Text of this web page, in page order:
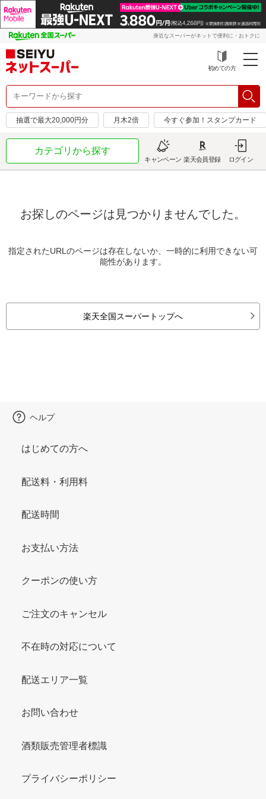
身近なスーパーがネットで便利に・おトクに
初めての方
抽選で最大20,000円分 月木2倍 今すぐ参加！スタンプカード
カテゴリから探す
キャンペーン 楽天会員登録 ログイン
お探しのページは見つかりませんでした。
指定されたURLのページは存在しないか、一時的に利用できない可
能性があります。
楽天全国スーパートップへ
ヘルプ
はじめての方へ
配送料・利用料
配送時間
お支払い方法
クーポンの使い方
ご注文のキャンセル
不在時の対応について
配送エリア一覧
お問い合わせ
酒類販売管理者標識
プライバシーポリシー